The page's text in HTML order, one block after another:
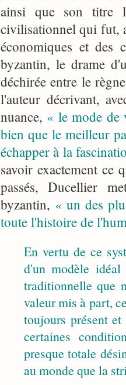
ainsi que son titre
civilisationnel qui fut,
économiques et
byzantin, le drame
déchirée entre le
l'auteur décrivant,
nuance, « le mode de
bien que le meilleur
échapper à la
savoir exactement ce
passés, Ducellier
byzantin, « un des
toute l'histoire de
En vertu de ce
d'un modèle
traditionnelle que
valeur mis à part,
toujours présent
certaines
presque totale
au monde que la